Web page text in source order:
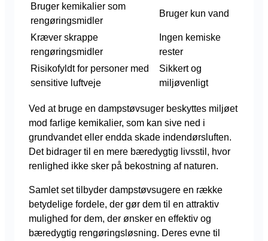
Bruger kemikalier som
rengøringsmidler
Bruger kun vand
Kræver skrappe
rengøringsmidler
Ingen kemiske
rester
Risikofyldt for personer med
sensitive luftveje
Sikkert og
miljøvenligt
Ved at bruge en dampstøvsuger beskyttes miljøet
mod farlige kemikalier, som kan sive ned i
grundvandet eller endda skade indendørsluften.
Det bidrager til en mere bæredygtig livsstil, hvor
renlighed ikke sker på bekostning af naturen.
Samlet set tilbyder dampstøvsugere en række
betydelige fordele, der gør dem til en attraktiv
mulighed for dem, der ønsker en effektiv og
bæredygtig rengøringsløsning. Deres evne til